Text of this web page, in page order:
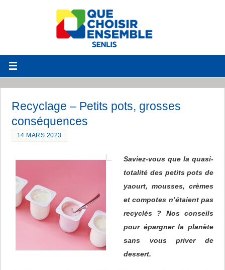
Recyclage – Petits pots, grosses
conséquences
14 MARS 2023
Saviez-vous que la quasi-
totalité des petits pots de
yaourt, mousses, crèmes
et compotes n’étaient pas
recyclés ? Nos conseils
pour épargner la planète
sans vous priver de
dessert.